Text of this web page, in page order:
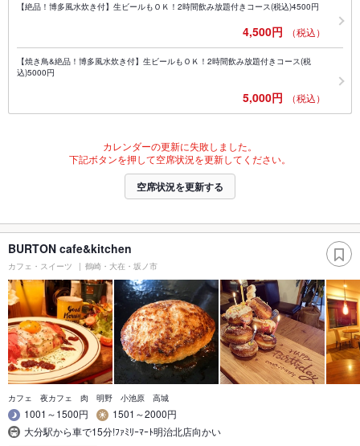
【絶品！博多風水炊き付】生ビールもＯＫ！2時間飲み放題付きコース(税込)4500円
4,500円 （税込）
【焼き鳥&絶品！博多風水炊き付】生ビールもＯＫ！2時間飲み放題付きコース(税
込)5000円
5,000円 （税込）
カレンダーの更新に失敗しました。
下記ボタンを押して空席状況を更新してください。
空席状況を更新する
BURTON cafe&kitchen
カフェ・スイーツ 鶴崎・大在・坂ノ市
カフェ 夜カフェ 肉 明野 小池原 高城
1001～1500円
1501～2000円
大分駅から車で15分!ﾌｧﾐﾘｰﾏｰﾄ明治北店向かい